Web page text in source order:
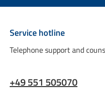
Service hotline
Telephone support and
+49 551 505070